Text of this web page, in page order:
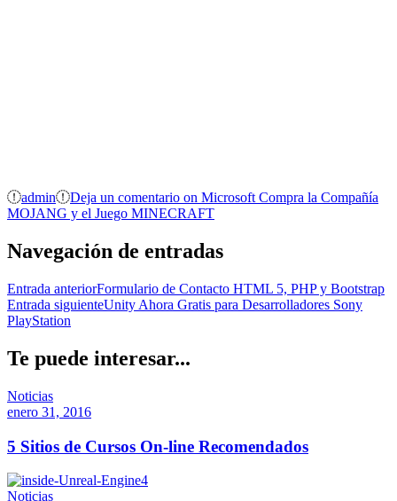
admin Deja un comentario on Microsoft Compra la Compañía
MOJANG y el Juego MINECRAFT
Navegación de entradas
Entrada anteriorFormulario de Contacto HTML 5, PHP y Bootstrap
Entrada siguienteUnity Ahora Gratis para Desarrolladores Sony
PlayStation
Te puede interesar...
Noticias
enero 31, 2016
5 Sitios de Cursos On-line Recomendados
Noticias